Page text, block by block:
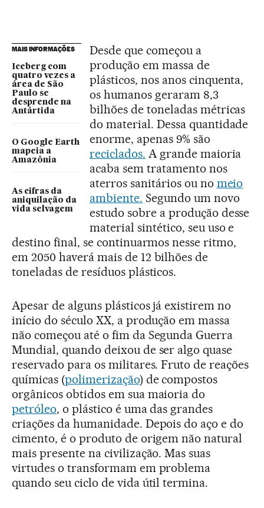
MAIS INFORMAÇÕES
Iceberg com
quatro vezes a
área de São
Paulo se
desprende na
Antártida
O Google Earth
mapeia a
Amazônia
As cifras da
aniquilação da
vida selvagem
Desde que começou a
produção em massa de
plásticos, nos anos cinquenta,
os humanos geraram 8,3
bilhões de toneladas métricas
do material. Dessa quantidade
enorme, apenas 9% são
reciclados. A grande maioria
acaba sem tratamento nos
aterros sanitários ou no meio
ambiente. Segundo um novo
estudo sobre a produção desse
material sintético, seu uso e
destino final, se continuarmos nesse ritmo,
em 2050 haverá mais de 12 bilhões de
toneladas de resíduos plásticos.
Apesar de alguns plásticos já existirem no
início do século XX, a produção em massa
não começou até o fim da Segunda Guerra
Mundial, quando deixou de ser algo quase
reservado para os militares. Fruto de reações
químicas (polimerização) de compostos
orgânicos obtidos em sua maioria do
petróleo, o plástico é uma das grandes
criações da humanidade. Depois do aço e do
cimento, é o produto de origem não natural
mais presente na civilização. Mas suas
virtudes o transformam em problema
quando seu ciclo de vida útil termina.